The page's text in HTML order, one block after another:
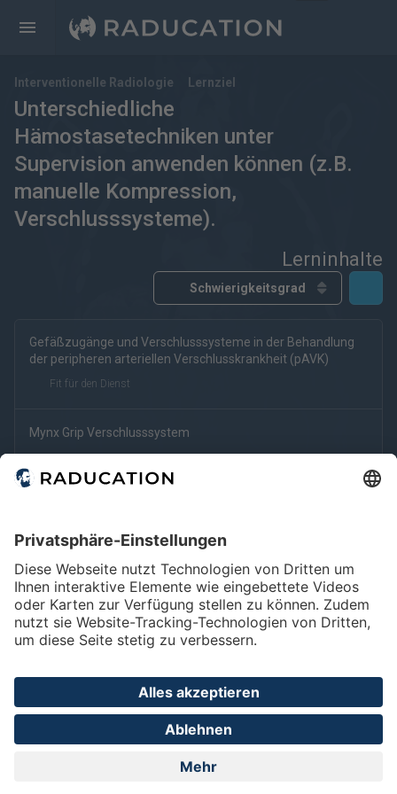
Interventionelle Radiologie Lernziel
Unterschiedliche
Hämostasetechniken unter
Supervision anwenden können (z.B.
manuelle Kompression,
Verschlusssysteme).
Lerninhalte
kostenfrei kostenpflichtig Deutsch Englisch
eRef
Gefäßzugänge und Verschlusssysteme in der Behandlung
der peripheren arteriellen Verschlusskrankheit (pAVK)
Fit für den Dienst
Mynx Grip Verschlusssystem
Angio Seal anwenden
Verschluss der Punktionsstelle
Impressum